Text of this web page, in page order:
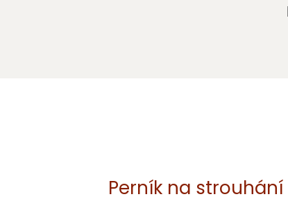
Perník na strouhání